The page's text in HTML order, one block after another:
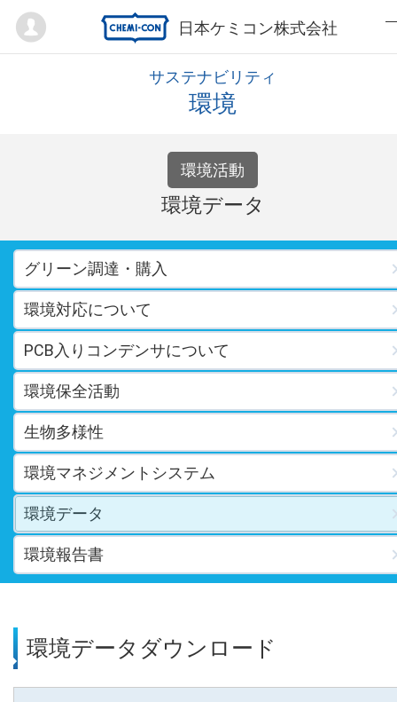
日本ケミコン株式会社
Mypage
サステナビリティ
環境
環境活動
環境データ
グリーン調達・購入
環境対応について
PCB入りコンデンサについて
環境保全活動
生物多様性
環境マネジメントシステム
環境データ
環境報告書
環境データダウンロード